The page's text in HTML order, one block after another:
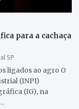
para a cachaça
SP
ligados ao agro O
(INPI)
(IG), na